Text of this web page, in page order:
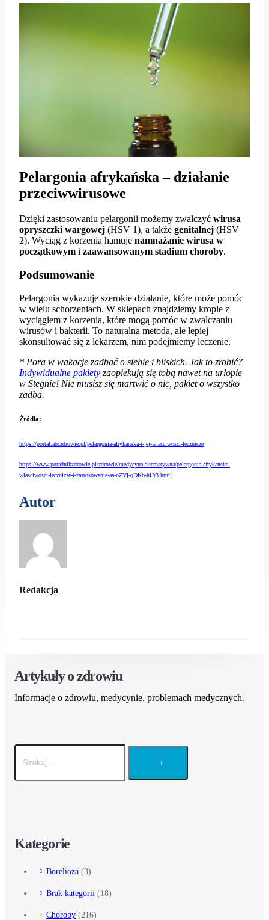
Pelargonia afrykańska – działanie
przeciwwirusowe
Dzięki zastosowaniu pelargonii możemy zwalczyć wirusa
opryszczki wargowej (HSV 1), a także genitalnej (HSV
2). Wyciąg z korzenia hamuje namnażanie wirusa w
początkowym i zaawansowanym stadium choroby.
Podsumowanie
Pelargonia wykazuje szerokie działanie, które może pomóc
w wielu schorzeniach. W sklepach znajdziemy krople z
wyciągiem z korzenia, które mogą pomóc w zwalczaniu
wirusów i bakterii. To naturalna metoda, ale lepiej
skonsultować się z lekarzem, nim podejmiemy leczenie.
* Pora w wakacje zadbać o siebie i bliskich. Jak to zrobić?
Indywidualne pakiety zaopiekują się tobą nawet na urlopie
w Stegnie! Nie musisz się martwić o nic, pakiet o wszystko
zadba.
Źródła:
https://portal.abczdrowie.pl/pelargonia-afrykanska-i-jej-wlasciwosci-lecznicze
https://www.poradnikzdrowie.pl/zdrowie/medycyna-alternatywna/pelargonia-afrykanska-
wlasciwosci-lecznicze-i-zastosowanie-aa-nZVj-qDKb-hHr3.html
Autor
Redakcja
Artykuły o zdrowiu
Informacje o zdrowiu, medycynie, problemach medycznych.
Kategorie
Borelioza (3)
Brak kategorii (18)
Choroby (216)